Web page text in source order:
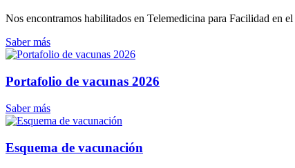
Nos encontramos habilitados en Telemedicina para Facilidad en el
Saber más
Portafolio de vacunas 2026
Saber más
Esquema de vacunación